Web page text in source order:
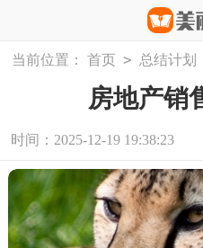
当前位置： 首页 > 总结计划
房地产销
时间：2025-12-19 19:38:23